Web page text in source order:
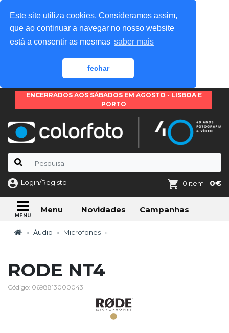
Este site utiliza cookies. Consideramos assim,
que ao continuar a navegar no nosso website
está a consentir as mesmas saber mais
fechar
ENCERRADOS AOS SÁBADOS EM AGOSTO - LISBOA E
PORTO
Login/Registo 0 item - 0€
Menu Novidades Campanhas
Áudio Microfones
RODE NT4
Código: 0698813000043